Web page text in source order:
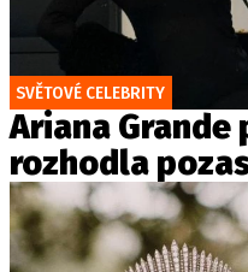
SVĚTOVÉ CELEBRITY
Ariana Grande
rozhodla